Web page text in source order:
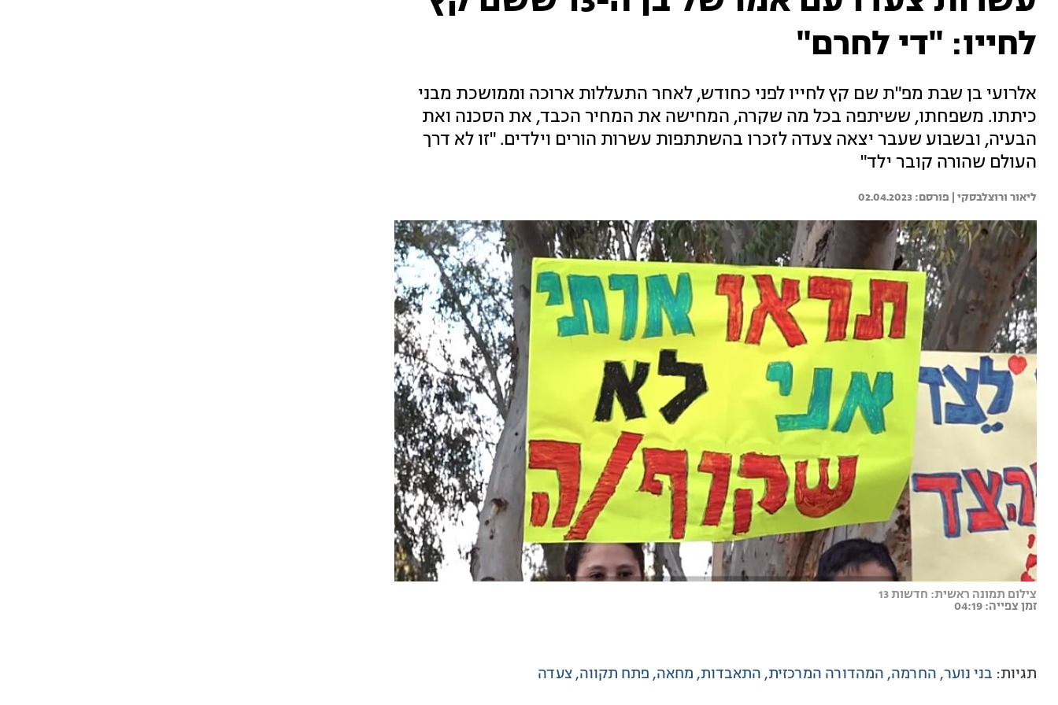
לחייו: "די לחרם"
אלרועי בן שבת מפ"ת שם קץ לחייו לפני כחודש, לאחר התעללות ארוכה וממושכת מבני
כיתתו. משפחתו, ששיתפה בכל מה שקרה, המחישה את המחיר הכבד, את הסכנה ואת
הבעיה, ובשבוע שעבר יצאה צעדה לזכרו בהשתתפות עשרות הורים וילדים. "זו לא דרך
העולם שהורה קובר ילד"
ליאור ורוצלבסקי | 02.04.2023
צילום תמונה ראשית: חדשות 13
זמן צפייה: 04:19
תגיות: בני נוער החרמה המהדורה המרכזית התאבדות מחאה פתח תקווה צעדה